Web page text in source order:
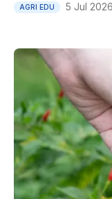
AGRI EDU 5 Jul 2026